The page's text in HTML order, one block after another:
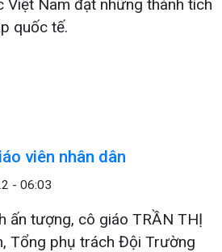
Việt Nam đạt những thành tích
quốc tế.
viên nhân dân
- 06:03
ấn tượng, cô giáo TRẦN THỊ
Tổng phụ trách Đội Trường